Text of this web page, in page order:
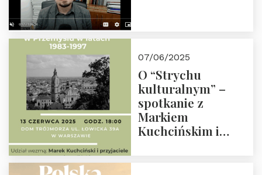
07/06/2025
O “Strychu
kulturalnym” –
spotkanie z
Markiem
Kuchcińskim i